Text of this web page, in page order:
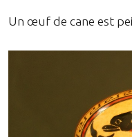
Un œuf de cane est